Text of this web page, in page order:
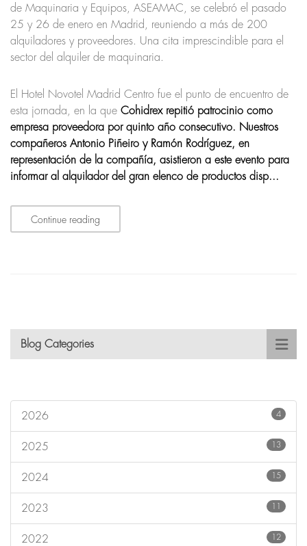
de Maquinaria y Equipos, ASEAMAC, se celebró el pasado
25 y 26 de enero en Madrid, reuniendo a más de 200
alquiladores y proveedores. Una cita imprescindible para el
sector del alquiler de maquinaria.
El Hotel Novotel Madrid Centro fue el punto de encuentro de
esta jornada, en la que Cohidrex repitió patrocinio como
empresa proveedora por quinto año consecutivo. Nuestros
compañeros Antonio Piñeiro y Ramón Rodríguez, en
representación de la compañía, asistieron a este evento para
informar al alquilador del gran elenco de productos disp...
Continue reading
Blog Categories
2026 4
2025 13
2024 15
2023
2022 12